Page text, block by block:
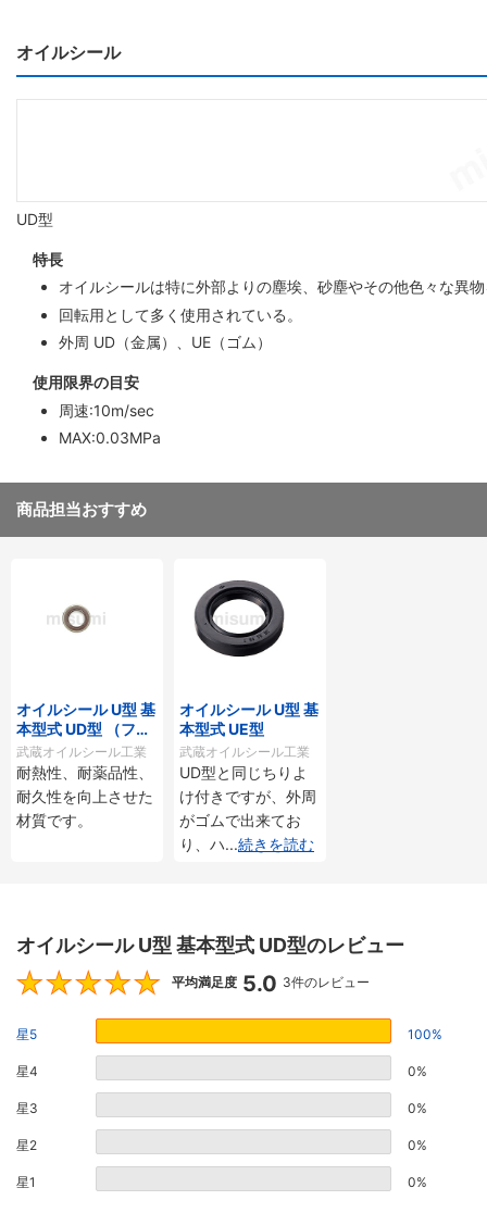
オイルシール
UD型
特長
オイルシールは特に外部よりの塵埃、砂塵やその他色々な異
回転用として多く使用されている。
外周 UD（金属）、UE（ゴム）
使用限界の目安
周速:10m/sec
MAX:0.03MPa
商品担当おすすめ
オイルシール U型 基
本型式 UD型 （フッ
素ゴム）
武蔵オイルシール工業
耐熱性、耐薬品性、
耐久性を向上させた
材質です。
オイルシール U型 基
本型式 UE型
武蔵オイルシール工業
UD型と同じちりよ
け付きですが、外周
がゴムで出来てお
り、ハ...続きを読む
オイルシール U型 基本型式 UD型のレビュー
5
平均満足度 5.0 3件のレビュー
星5 100%
星4 0%
星3 0%
星2 0%
星1 0%